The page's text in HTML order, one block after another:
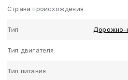
Страна происхождения
Тип Дорожно-
Тип двигателя
Тип питания